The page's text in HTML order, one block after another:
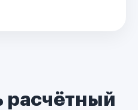
расчётный